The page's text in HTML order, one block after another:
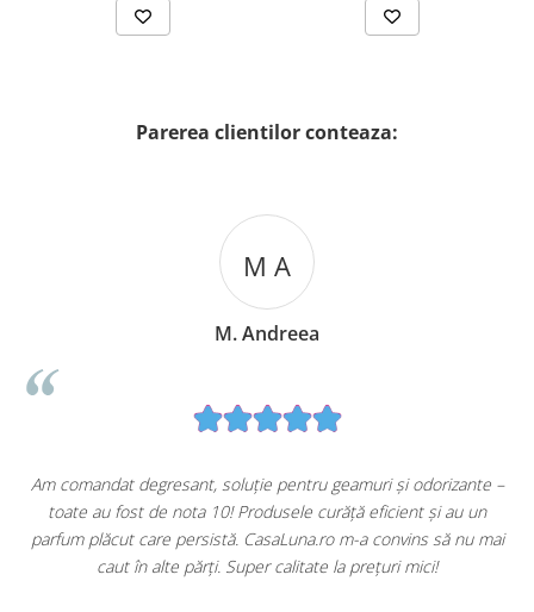
Parerea clientilor conteaza:
M A
M. Andreea
Am comandat degresant, soluție pentru geamuri și odorizante –
toate au fost de nota 10! Produsele curăță eficient și au un
parfum plăcut care persistă. CasaLuna.ro m-a convins să nu mai
caut în alte părți. Super calitate la prețuri mici!